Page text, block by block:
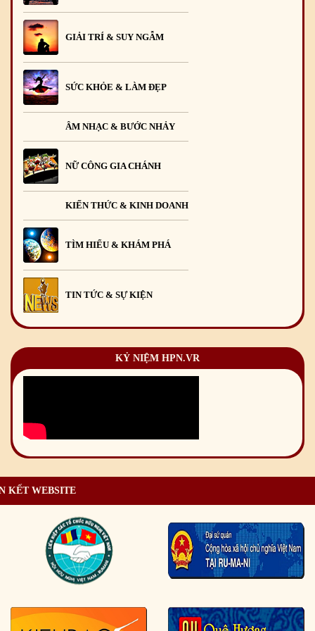
GIẢI TRÍ & SUY NGẪM
SỨC KHỎE & LÀM ĐẸP
ÂM NHẠC & BƯỚC NHẢY
NỮ CÔNG GIA CHÁNH
KIẾN THỨC & KINH DOANH
TÌM HIỂU & KHÁM PHÁ
TIN TỨC & SỰ KIỆN
KỶ NIỆM HPN.VR
KẾT WEBSITE